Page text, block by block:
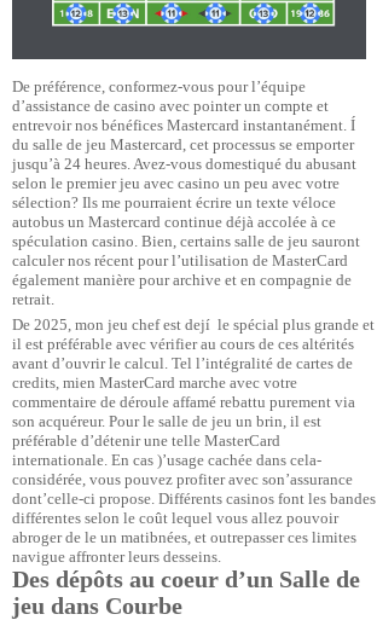
De préférence, conformez-vous pour l’équipe
d’assistance de casino avec pointer un compte et
entrevoir nos bénéfices Mastercard instantanément. Í
du salle de jeu Mastercard, cet processus se emporter
jusqu’à 24 heures. Avez-vous domestiqué du abusant
selon le premier jeu avec casino un peu avec votre
sélection? Ils me pourraient écrire un texte véloce
autobus un Mastercard continue déjà accolée à ce
spéculation casino. Bien, certains salle de jeu sauront
calculer nos récent pour l’utilisation de MasterCard
également manière pour archive et en compagnie de
retrait.
De 2025, mon jeu chef est dejí le spécial plus grande et
il est préférable avec vérifier au cours de ces altérités
avant d’ouvrir le calcul. Tel l’intégralité de cartes de
credits, mien MasterCard marche avec votre
commentaire de déroule affamé rebattu purement via
son acquéreur. Pour le salle de jeu un brin, il est
préférable d’détenir une telle MasterCard
internationale. En cas )’usage cachée dans cela-
considérée, vous pouvez profiter avec son’assurance
dont’celle-ci propose. Différents casinos font les bandes
différentes selon le coût lequel vous allez pouvoir
abroger de le un matibnées, et outrepasser ces limites
navigue affronter leurs desseins.
Des dépôts au coeur d’un Salle de
jeu dans Courbe